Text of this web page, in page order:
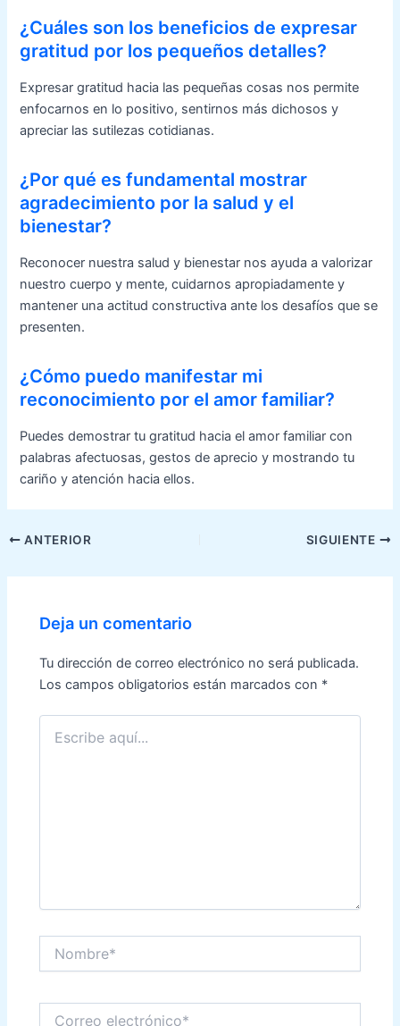
¿Cuáles son los beneficios de expresar
gratitud por los pequeños detalles?
Expresar gratitud hacia las pequeñas cosas nos permite
enfocarnos en lo positivo, sentirnos más dichosos y
apreciar las sutilezas cotidianas.
¿Por qué es fundamental mostrar
agradecimiento por la salud y el
bienestar?
Reconocer nuestra salud y bienestar nos ayuda a valorizar
nuestro cuerpo y mente, cuidarnos apropiadamente y
mantener una actitud constructiva ante los desafíos que se
presenten.
¿Cómo puedo manifestar mi
reconocimiento por el amor familiar?
Puedes demostrar tu gratitud hacia el amor familiar con
palabras afectuosas, gestos de aprecio y mostrando tu
cariño y atención hacia ellos.
Navegación
entradas
ANTERIOR SIGUIENTE
Deja un comentario
Tu dirección de correo electrónico no será publicada.
Los campos obligatorios están marcados con *
Escribe
aquí...